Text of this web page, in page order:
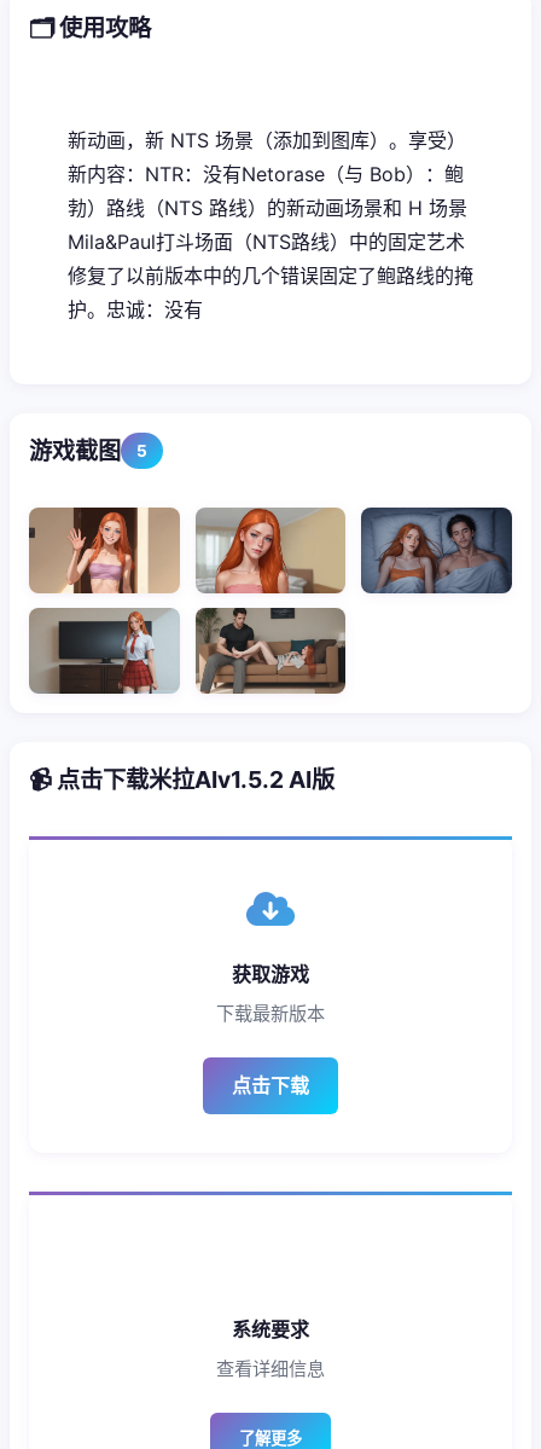
🗂️ 使用攻略
新动画，新 NTS 场景（添加到图库）。享受）
新内容：NTR：没有Netorase（与 Bob）：鲍
勃）路线（NTS 路线）的新动画场景和 H 场景
Mila&Paul打斗场面（NTS路线）中的固定艺术
修复了以前版本中的几个错误固定了鲍路线的掩
护。忠诚：没有
游戏截图 5
📹 点击下载米拉AIv1.5.2 AI版
获取游戏
下载最新版本
点击下载
系统要求
查看详细信息
了解更多